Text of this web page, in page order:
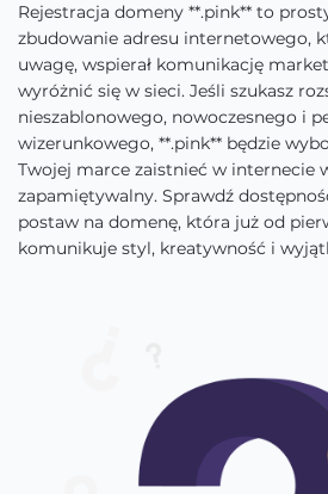
Rejestracja domeny **.pink** to
zbudowanie adresu internetowego,
uwagę, wspierał komunikację
wyróżnić się w sieci. Jeśli szukasz
nieszablonowego, nowoczesnego i
wizerunkowego, **.pink** będzie
Twojej marce zaistnieć w internecie
zapamiętywalny. Sprawdź
postaw na domenę, która już od
komunikuje styl, kreatywność i